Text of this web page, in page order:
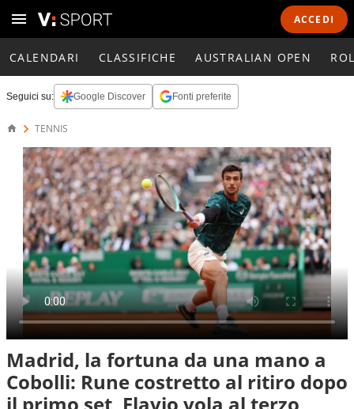
ACCEDI
CALENDARI CLASSIFICHE AUSTRALIAN OPEN
Seguici su: Google Discover Fonti preferite
TENNIS
Madrid, la fortuna da una mano a
Cobolli: Rune costretto al ritiro dopo